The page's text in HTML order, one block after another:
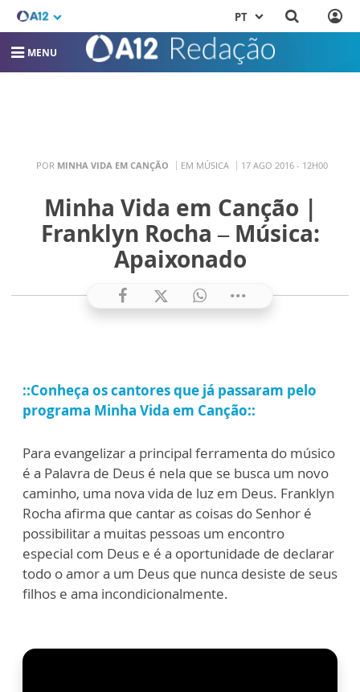
PT
MENU
POR MINHA VIDA EM CANÇÃO EM MÚSICA 17 AGO 2016 - 12H00
Minha Vida em Canção |
Franklyn Rocha – Música:
Apaixonado
::Conheça os cantores que já passaram pelo
programa Minha Vida em Canção::
Para evangelizar a principal ferramenta do músico
é a Palavra de Deus é nela que se busca um novo
caminho, uma nova vida de luz em Deus. Franklyn
Rocha afirma que cantar as coisas do Senhor é
possibilitar a muitas pessoas um encontro
especial com Deus e é a oportunidade de declarar
todo o amor a um Deus que nunca desiste de seus
filhos e ama incondicionalmente.